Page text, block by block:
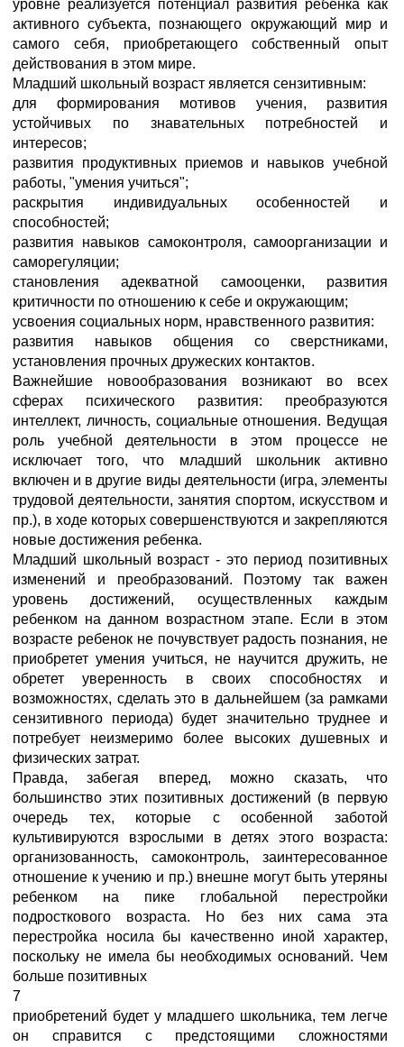
уровне реализуется потенциал развития ребенка как
активного субъекта, познающего окружающий мир и
самого себя, приобретающего собственный опыт
действования в этом мире.
Младший школьный возраст является сензитивным:
для формирования мотивов учения, развития
устойчивых по знавательных потребностей и
интересов;
развития продуктивных приемов и навыков учебной
работы, "умения учиться";
раскрытия индивидуальных особенностей и
способностей;
развития навыков самоконтроля, самоорганизации и
саморегуляции;
становления адекватной самооценки, развития
критичности по отношению к себе и окружающим;
усвоения социальных норм, нравственного развития:
развития навыков общения со сверстниками,
установления прочных дружеских контактов.
Важнейшие новообразования возникают во всех
сферах психического развития: преобразуются
интеллект, личность, социальные отношения. Ведущая
роль учебной деятельности в этом процессе не
исключает того, что младший школьник активно
включен и в другие виды деятельности (игра, элементы
трудовой деятельности, занятия спортом, искусством и
пр.), в ходе которых совершенствуются и закрепляются
новые достижения ребенка.
Младший школьный возраст - это период позитивных
изменений и преобразований. Поэтому так важен
уровень достижений, осуществленных каждым
ребенком на данном возрастном этапе. Если в этом
возрасте ребенок не почувствует радость познания, не
приобретет умения учиться, не научится дружить, не
обретет уверенность в своих способностях и
возможностях, сделать это в дальнейшем (за рамками
сензитивного периода) будет значительно труднее и
потребует неизмеримо более высоких душевных и
физических затрат.
Правда, забегая вперед, можно сказать, что
большинство этих позитивных достижений (в первую
очередь тех, которые с особенной заботой
культивируются взрослыми в детях этого возраста:
организованность, самоконтроль, заинтересованное
отношение к учению и пр.) внешне могут быть утеряны
ребенком на пике глобальной перестройки
подросткового возраста. Но без них сама эта
перестройка носила бы качественно иной характер,
поскольку не имела бы необходимых оснований. Чем
больше позитивных
7
приобретений будет у младшего школьника, тем легче
он справится с предстоящими сложностями